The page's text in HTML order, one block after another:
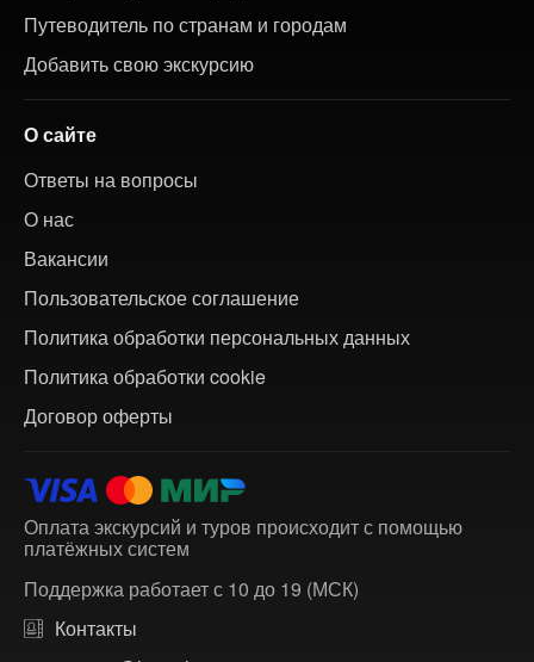
Путеводитель по странам и городам
Добавить свою экскурсию
О сайте
Ответы на вопросы
О нас
Вакансии
Пользовательское соглашение
Политика обработки персональных данных
Политика обработки cookie
Договор оферты
Оплата экскурсий и туров происходит с помощью
платёжных систем
Поддержка работает с 10 до 19 (МСК)
Контакты